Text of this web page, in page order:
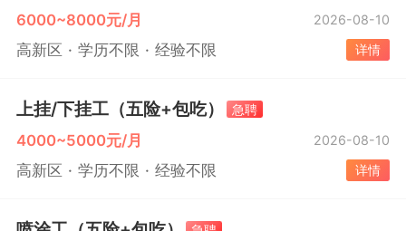
6000~8000元/月 2026-08-10
高新区 学历不限 经验不限 详情
上挂/下挂工（五险+包吃） 急聘
4000~5000元/月 2026-08-10
高新区 学历不限 经验不限 详情